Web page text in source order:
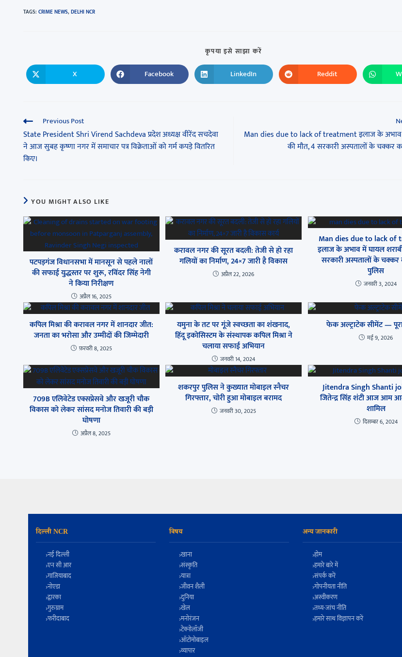
TAGS: CRIME NEWS,DELHI NCR
कृपया इसे साझा करें
X Facebook LinkedIn Reddit
Previous Post
State President Shri Virend Sachdeva प्रदेश अध्यक्ष वीरेंद सचदेवा
ने आज सुबह कृष्णा नगर में समाचार पत्र विक्रेताओं को गर्म कपड़े वितरित
किए।
Man dies due to lack of treatment इलाज के अभाव
की मौत, 4 सरकारी अस्पतालों के चक्कर
YOU MIGHT ALSO LIKE
पटपड़गंज विधानसभा में मानसून से पहले नालों
की सफाई युद्धस्तर पर शुरू, रविंदर सिंह नेगी
ने किया निरीक्षण
अप्रैल 16, 2025
करावल नगर की सूरत बदली: तेजी से हो रहा
गलियों का निर्माण, 24×7 जारी है विकास
अप्रैल 22, 2026
Man dies due to lack of
इलाज के अभाव में घायल
सरकारी अस्पतालों के चक्कर
पुलिस
जनवरी 3, 2024
कपिल मिश्रा की करावल नगर में शानदार जीत:
जनता का भरोसा और उम्मीदों की जिम्मेदारी
फ़रवरी 8, 2025
यमुना के तट पर गूंजे स्वच्छता का शंखनाद,
हिंदू इकोसिस्टम के संस्थापक कपिल मिश्रा ने
चलाया सफाई अभियान
जनवरी 14, 2024
फेक अल्ट्राटेक सीमेंट —
मई 9, 2026
709B एलिवेटेड एक्सप्रेसवे और खजूरी चौक
विकास को लेकर सांसद मनोज तिवारी की बड़ी
घोषणा
अप्रैल 8, 2025
शकरपुर पुलिस ने कुख्यात मोबाइल स्नैचर
गिरफ्तार, चोरी हुआ मोबाइल बरामद
जनवरी 30, 2025
Jitendra Singh Shanti
जितेन्द्र सिंह शंटी आज आम
शामिल
दिसम्बर 6, 2024
दिल्ली NCR
नई दिल्ली
एन सी आर
गाजियाबाद
नोएडा
द्वारका
गुरुग्राम
फरीदाबाद
विषय
खाना
संस्कृति
यात्रा
जीवन शैली
दुनिया
खेल
मनोरंजन
टेक्नोलॉजी
ऑटोमोबाइल
व्यापार
अन्य जानकारी
होम
हमारे बारे में
संपर्क करें
गोपनीयता नीति
अस्वीकरण
तथ्य-जांच नीति
हमारे साथ विज्ञापन करें